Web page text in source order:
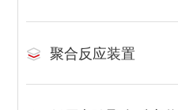
聚合反应装置